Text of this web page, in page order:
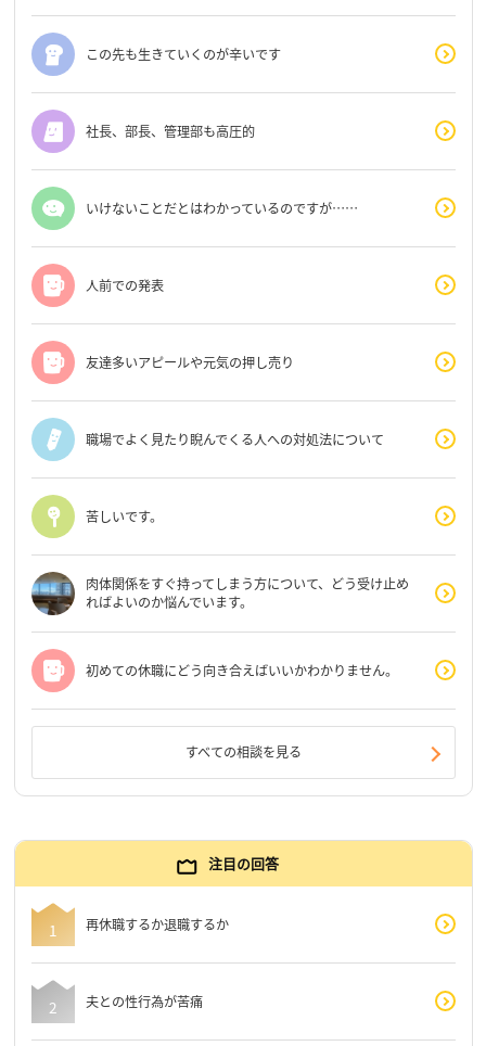
この先も生きていくのが辛いです
社長、部長、管理部も高圧的
いけないことだとはわかっているのですが……
人前での発表
友達多いアピールや元気の押し売り
職場でよく見たり睨んでくる人への対処法について
苦しいです。
肉体関係をすぐ持ってしまう方について、どう受け止め
ればよいのか悩んでいます。
初めての休職にどう向き合えばいいかわかりません。
すべての相談を見る
注目の回答
再休職するか退職するか
夫との性行為が苦痛